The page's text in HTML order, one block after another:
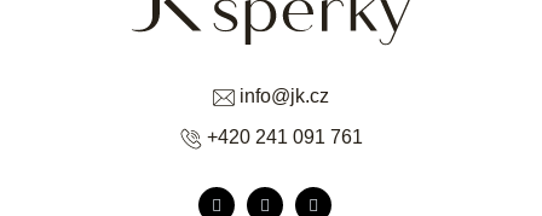
info@jk.cz
+420 241 091 761